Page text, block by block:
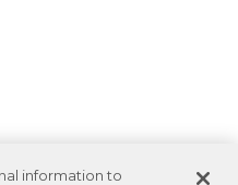
information to